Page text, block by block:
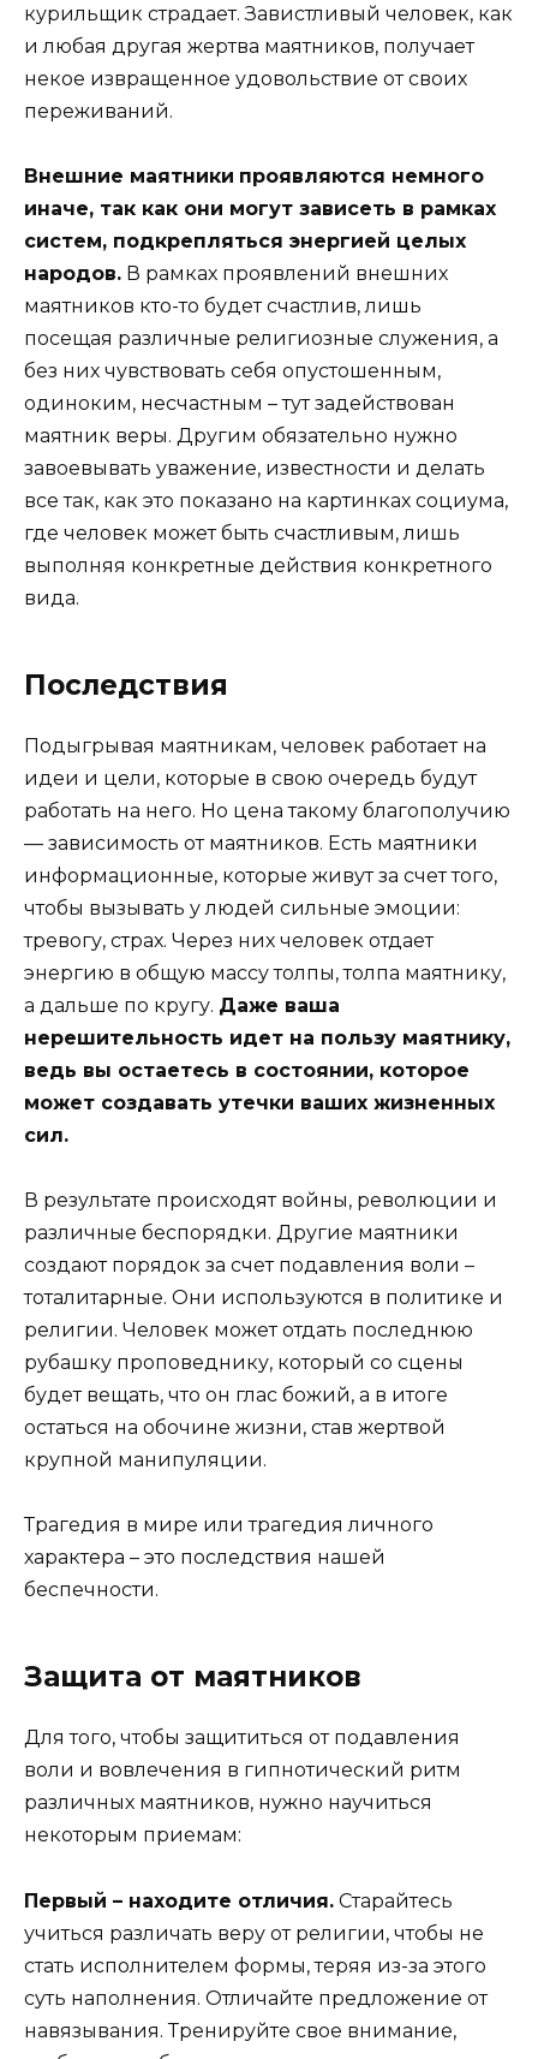
курильщик страдает. Завистливый человек, как
и любая другая жертва маятников, получает
некое извращенное удовольствие от своих
переживаний.
Внешние маятники проявляются немного
иначе, так как они могут зависеть в рамках
систем, подкрепляться энергией целых
народов. В рамках проявлений внешних
маятников кто-то будет счастлив, лишь
посещая различные религиозные служения, а
без них чувствовать себя опустошенным,
одиноким, несчастным – тут задействован
маятник веры. Другим обязательно нужно
завоевывать уважение, известности и делать
все так, как это показано на картинках социума,
где человек может быть счастливым, лишь
выполняя конкретные действия конкретного
вида.
Последствия
Подыгрывая маятникам, человек работает на
идеи и цели, которые в свою очередь будут
работать на него. Но цена такому благополучию
— зависимость от маятников. Есть маятники
информационные, которые живут за счет того,
чтобы вызывать у людей сильные эмоции:
тревогу, страх. Через них человек отдает
энергию в общую массу толпы, толпа маятнику,
а дальше по кругу. Даже ваша
нерешительность идет на пользу маятнику,
ведь вы остаетесь в состоянии, которое
может создавать утечки ваших жизненных
сил.
В результате происходят войны, революции и
различные беспорядки. Другие маятники
создают порядок за счет подавления воли –
тоталитарные. Они используются в политике и
религии. Человек может отдать последнюю
рубашку проповеднику, который со сцены
будет вещать, что он глас божий, а в итоге
остаться на обочине жизни, став жертвой
крупной манипуляции.
Трагедия в мире или трагедия личного
характера – это последствия нашей
беспечности.
Защита от маятников
Для того, чтобы защититься от подавления
воли и вовлечения в гипнотический ритм
различных маятников, нужно научиться
некоторым приемам:
Первый – находите отличия. Старайтесь
учиться различать веру от религии, чтобы не
стать исполнителем формы, теряя из-за этого
суть наполнения. Отличайте предложение от
навязывания. Тренируйте свое внимание,